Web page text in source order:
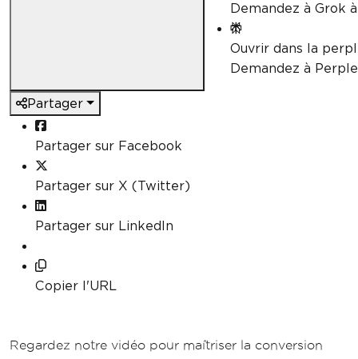
Demandez à Grok
Ouvrir dans la
Demandez à
Partager
Partager sur Facebook
Partager sur X (Twitter)
Partager sur LinkedIn
Copier l'URL
Regardez notre vidéo pour maîtriser la conversion